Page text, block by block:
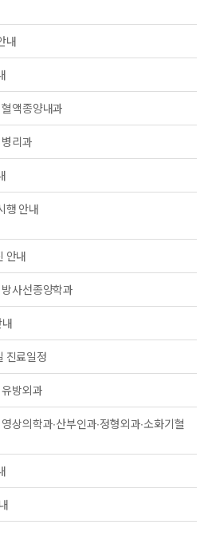
내
액종양내과
리과
행 안내
안내
사선종양학과
진료일정
방외과
상의학과∙산부인과∙정형외과∙소화기혈